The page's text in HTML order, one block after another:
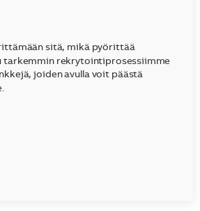
sitä, mikä pyörittää
tarkemmin rekrytointiprosessiimme
joiden avulla voit päästä